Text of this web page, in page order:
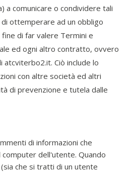
a comunicare o condividere tali
ottemperare ad un obbligo
di far valere Termini e
ed ogni altro contratto, ovvero
Ciò include lo
con altre società ed altri
di prevenzione e tutela dalle
di informazioni che
dell'utente. Quando
che si tratti di un utente